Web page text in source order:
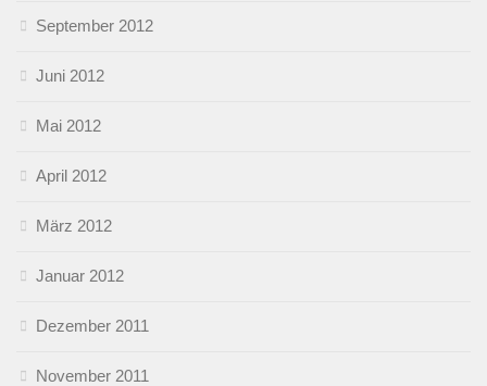
September 2012
Juni 2012
Mai 2012
April 2012
März 2012
Januar 2012
Dezember 2011
November 2011